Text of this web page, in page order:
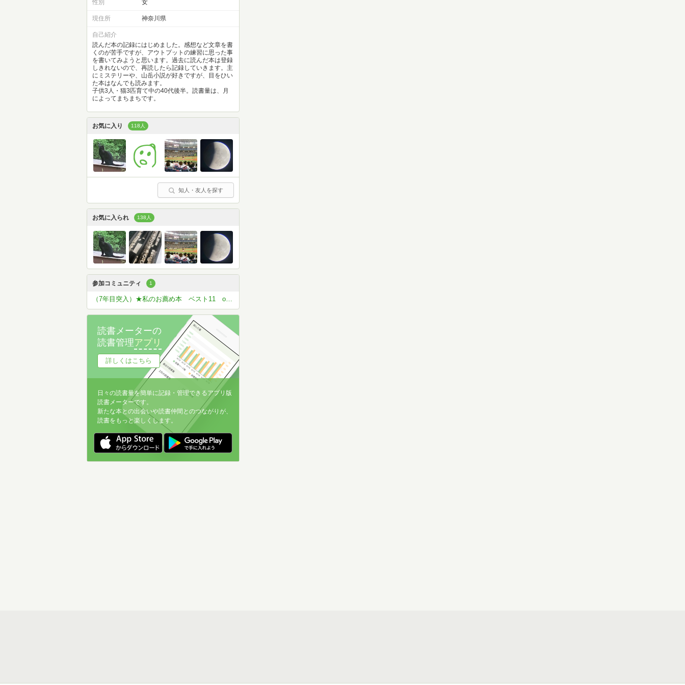
性別 女
現住所 神奈川県
自己紹介
読んだ本の記録にはじめました。感想など文章を書
くのが苦手ですが、アウトプットの練習に思った事
を書いてみようと思います。過去に読んだ本は登録
しきれないので、再読したら記録していきます。主
にミステリーや、山岳小説が好きですが、目をひい
た本はなんでも読みます。
子供3人・猫3匹育て中の40代後半。読書量は、月
によってまちまちです。
お気に入り 118人
知人・友人を探す
お気に入られ 138人
参加コミュニティ 1
（7年目突入）★私のお薦め本 ベスト11 or ベスト5
読書メーターの
読書管理アプリ
詳しくはこちら
日々の読書量を簡単に記録・管理できるアプリ版
読書メーターです。
新たな本との出会いや読書仲間とのつながりが、
読書をもっと楽しくします。